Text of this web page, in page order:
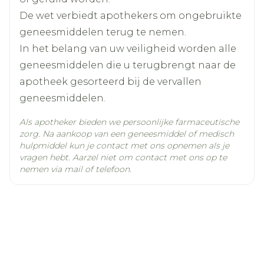
nierarteriestenose, veroorzaakte geen
significante verschillen in de renale
hemodynamiek, in het serumcreatinine of in
de ureumwaarde in bloed. Andere middelen
die het renine-angiotensinesysteem
beïnvloeden, kunnen echter bij patiënten
met unilaterale renale arteriestenose de
ureumwaarde in bloed en de
Daarom wordt het bewaken van de
nierfunctie aanbevolen wanneer patiënten
met valsartan worden behandeld.
Niertransplantatie Er is nog geen ervaring
opgedaan met het veilige gebruik van
Met of zonder voedsel
Met een glas water innemen
De tablet kan verdeeld worden in gelijke
helften
Ingrediënten
Behoud
Kamertemperatuur (15°C -
25°C)
De wet verbiedt apothekers om ongebruikte
geneesmiddelen terug te nemen.
In het belang van uw veiligheid worden alle
geneesmiddelen die u terugbrengt naar de
apotheek gesorteerd bij de vervallen
geneesmiddelen.
Als apotheker bieden we persoonlijke farmaceutische
zorg. Na aankoop van een geneesmiddel of medisch
hulpmiddel kun je contact met ons opnemen als je
vragen hebt. Aarzel niet om contact met ons op te
nemen via mail of telefoon.